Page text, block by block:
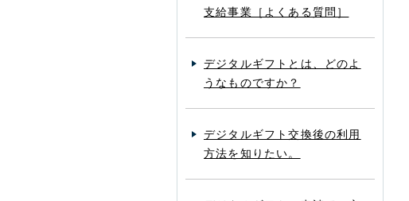
支給事業［よくある質問］
デジタルギフトとは、どのよ
うなものですか？
デジタルギフト交換後の利用
方法を知りたい。